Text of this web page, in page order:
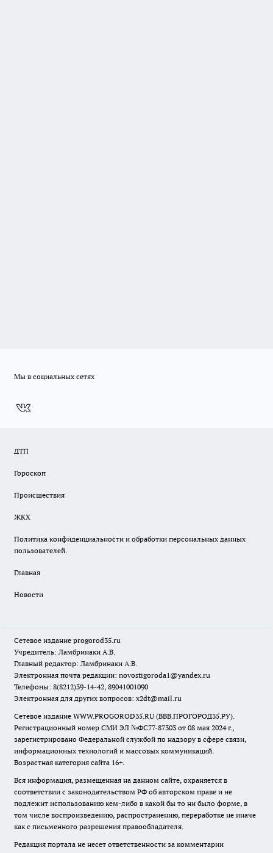
Мы в социальных сетях
ДТП
Гороскоп
Происшествия
ЖКХ
Политика конфиденциальности и обработки персональных данных
пользователей.
Главная
Новости
Сетевое издание progorod35.ru
Учредитель: Ламбринаки А.В.
Главный редактор: Ламбринаки А.В.
Электронная почта редакции: novostigoroda1@yandex.ru
Телефоны: 8(8212)39-14-42, 89041001090
Электронная для других вопросов: x2dt@mail.ru
Сетевое издание WWW.PROGOROD35.RU (ВВВ.ПРОГОРОД35.РУ).
Регистрационный номер СМИ ЭЛ №ФС77-87303 от 08 мая 2024 г.,
зарегистрировано Федеральной службой по надзору в сфере связи,
информационных технологий и массовых коммуникаций.
Возрастная категория сайта 16+.
Вся информация, размещенная на данном сайте, охраняется в
соответствии с законодательством РФ об авторском праве и не
подлежит использованию кем-либо в какой бы то ни было форме, в
том числе воспроизведению, распространению, переработке не иначе
как с письменного разрешения правообладателя.
Редакция портала не несет ответственности за комментарии